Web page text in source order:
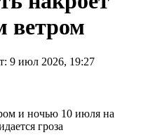
ветром
9 июл 2026, 19:27
и ночью 10 июля на
гроза